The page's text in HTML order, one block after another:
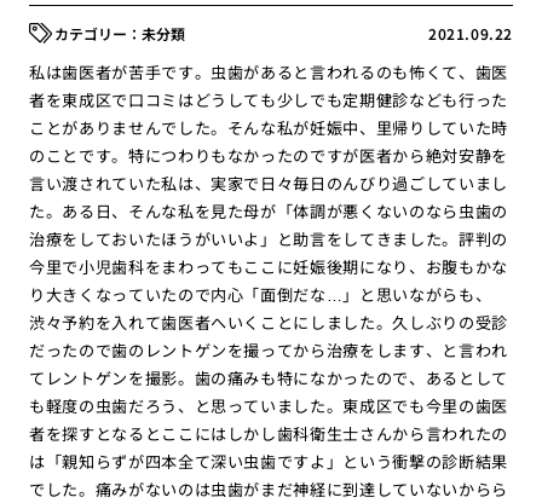
2021.09.22
未分類
私は歯医者が苦手です。虫歯があると言われるのも怖くて、歯医
者を東成区で口コミはどうしても少しでも定期健診なども行った
ことがありませんでした。そんな私が妊娠中、里帰りしていた時
のことです。特につわりもなかったのですが医者から絶対安静を
言い渡されていた私は、実家で日々毎日のんびり過ごしていまし
た。ある日、そんな私を見た母が「体調が悪くないのなら虫歯の
治療をしておいたほうがいいよ」と助言をしてきました。評判の
今里で小児歯科をまわってもここに妊娠後期になり、お腹もかな
り大きくなっていたので内心「面倒だな…」と思いながらも、
渋々予約を入れて歯医者へいくことにしました。久しぶりの受診
だったので歯のレントゲンを撮ってから治療をします、と言われ
てレントゲンを撮影。歯の痛みも特になかったので、あるとして
も軽度の虫歯だろう、と思っていました。東成区でも今里の歯医
者を探すとなるとここにはしかし歯科衛生士さんから言われたの
は「親知らずが四本全て深い虫歯ですよ」という衝撃の診断結果
でした。痛みがないのは虫歯がまだ神経に到達していないからら